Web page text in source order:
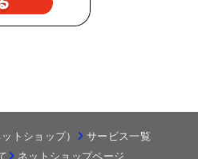
トショップ）
サービス一覧
ネットショップページ